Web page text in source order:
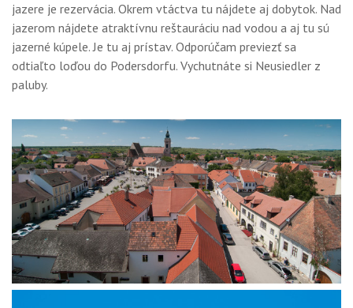
jazere je rezervácia. Okrem vtáctva tu nájdete aj dobytok. Nad
jazerom nájdete atraktívnu reštauráciu nad vodou a aj tu sú
jazerné kúpele. Je tu aj prístav. Odporúčam previezť sa
odtiaľto loďou do Podersdorfu. Vychutnáte si Neusiedler z
paluby.